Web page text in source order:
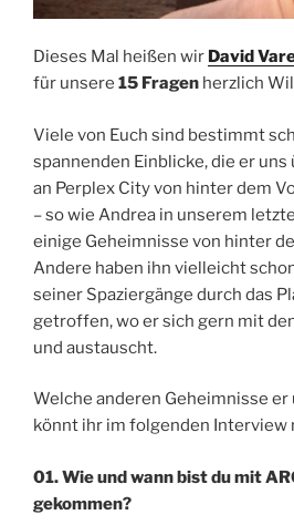
Dieses Mal heißen wir David
für unsere 15 Fragen herzlich
Viele von Euch sind bestimmt
spannenden Einblicke, die er
an Perplex City von hinter dem
– so wie Andrea in unserem
einige Geheimnisse von hinter
Andere haben ihn vielleicht
seiner Spaziergänge durch das
getroffen, wo er sich gern mit
und austauscht.
Welche anderen Geheimnisse er
könnt ihr im folgenden Interview
01. Wie und wann bist du mit
gekommen?